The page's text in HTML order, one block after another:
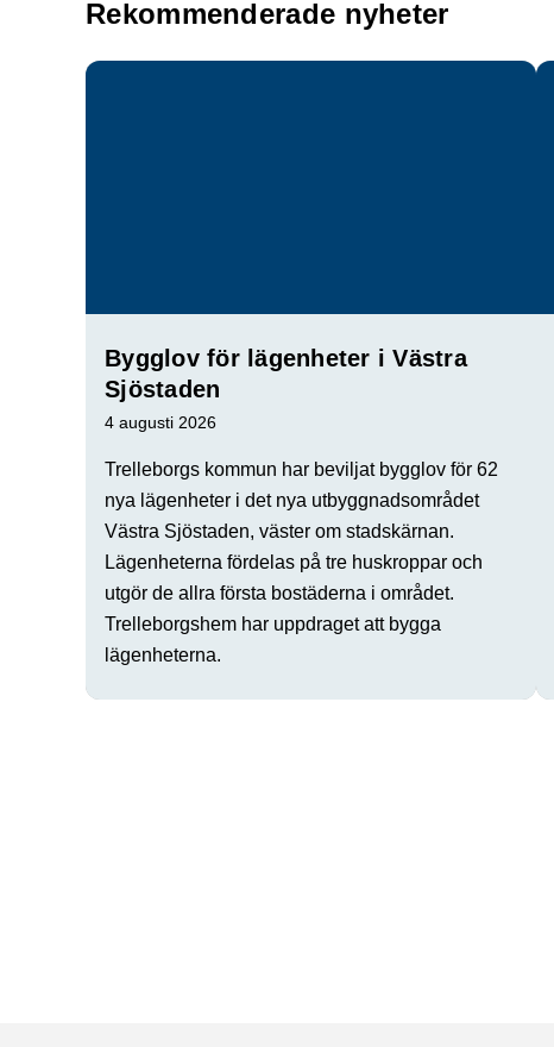
Rekommenderade nyheter
Bygglov för lägenheter i Västra
Sjöstaden
4 augusti 2026
Trelleborgs kommun har beviljat bygglov för 62
nya lägenheter i det nya utbyggnadsområdet
Västra Sjöstaden, väster om stadskärnan.
Lägenheterna fördelas på tre huskroppar och
utgör de allra första bostäderna i området.
Trelleborgshem har uppdraget att bygga
lägenheterna.